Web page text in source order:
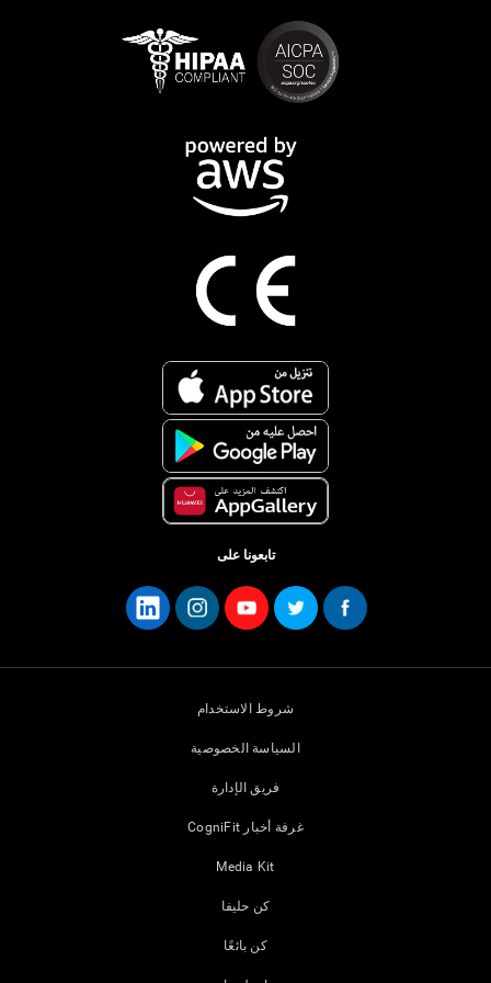
تابعونا على
شروط الاستخدام
السياسة الخصوصية
فريق الإدارة
غرفة أخبار CogniFit
Media Kit
كن حليفا
كن بائعًا